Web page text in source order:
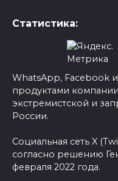
Статистика:
WhatsApp, Facebook
продуктами
экстремистской и
России.
Социальная сеть X
согласно решению
февраля 2022 года.